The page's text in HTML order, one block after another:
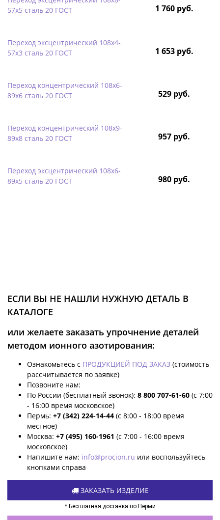
57х5 сталь 20 ГОСТ
1 760 руб.
Переход эксцентрический 108х4-
57х3 сталь 20 ГОСТ
1 653 руб.
Переход концентрический 108х6-
89х6 сталь 20 ГОСТ
529 руб.
Переход концентрический 108х9-
89х8 сталь 20 ГОСТ
957 руб.
Переход эксцентрический 108х6-
89х5 сталь 20 ГОСТ
980 руб.
ЕСЛИ ВЫ НЕ НАШЛИ НУЖНУЮ ДЕТАЛЬ В
КАТАЛОГЕ
или желаете заказать упрочнение деталей
методом ионного азотирования:
Ознакомьтесь с ПРОДУКЦИЕЙ ПОД ЗАКАЗ (стоимость
рассчитывается по заявке)
Позвоните нам:
По России (бесплатный звонок): 8 800 707-61-60 (с 7:00
- 16:00 время московское)
Пермь: +7 (342) 224-14-44 (с 8:00 - 18:00 время
местное)
Москва: +7 (495) 160-1961 (с 7:00 - 16:00 время
московское)
Напишите нам: info@procion.ru или воспользуйтесь
кнопками справа
ЗАКАЗАТЬ ИЗДЕЛИЕ
* Бесплатная доставка по Перми